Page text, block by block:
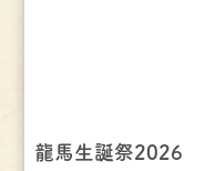
龍馬生誕祭2026